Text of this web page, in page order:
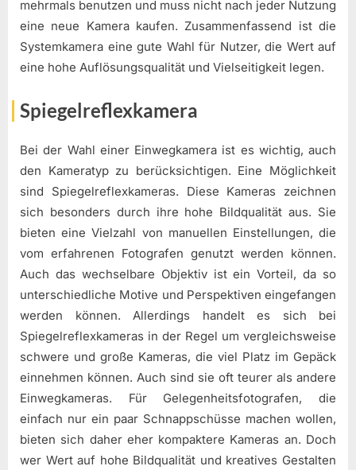
mehrmals benutzen und muss nicht nach jeder Nutzung
eine neue Kamera kaufen. Zusammenfassend ist die
Systemkamera eine gute Wahl für Nutzer, die Wert auf
eine hohe Auflösungsqualität und Vielseitigkeit legen.
Spiegelreflexkamera
Bei der Wahl einer Einwegkamera ist es wichtig, auch
den Kameratyp zu berücksichtigen. Eine Möglichkeit
sind Spiegelreflexkameras. Diese Kameras zeichnen
sich besonders durch ihre hohe Bildqualität aus. Sie
bieten eine Vielzahl von manuellen Einstellungen, die
vom erfahrenen Fotografen genutzt werden können.
Auch das wechselbare Objektiv ist ein Vorteil, da so
unterschiedliche Motive und Perspektiven eingefangen
werden können. Allerdings handelt es sich bei
Spiegelreflexkameras in der Regel um vergleichsweise
schwere und große Kameras, die viel Platz im Gepäck
einnehmen können. Auch sind sie oft teurer als andere
Einwegkameras. Für Gelegenheitsfotografen, die
einfach nur ein paar Schnappschüsse machen wollen,
bieten sich daher eher kompaktere Kameras an. Doch
wer Wert auf hohe Bildqualität und kreatives Gestalten